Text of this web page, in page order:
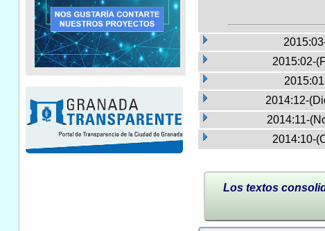
2015:02-
2014:12-
2014:11-
2014:10-
Los textos